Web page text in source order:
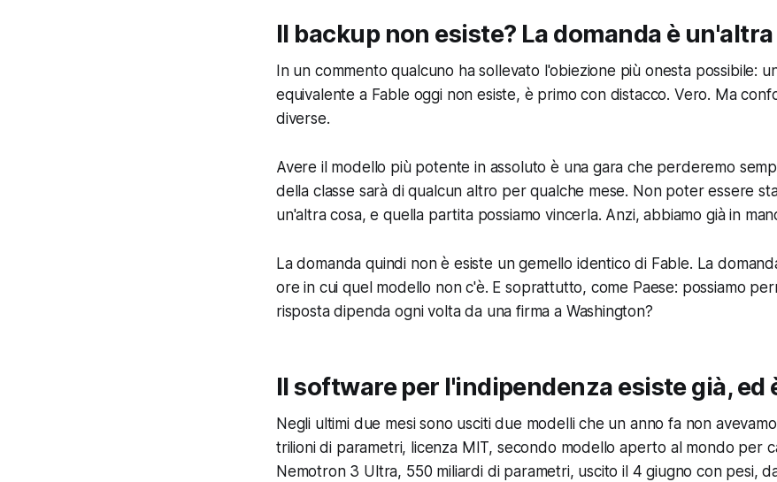
Il backup non esiste? La domanda è un'altra
In un commento qualcuno ha sollevato l'obiezione più onesta possibile:
equivalente a Fable oggi non esiste, è primo con distacco. Vero. Ma
diverse.
Avere il modello più potente in assoluto è una gara che perderemo
della classe sarà di qualcun altro per qualche mese. Non poter essere
un'altra cosa, e quella partita possiamo vincerla. Anzi, abbiamo già in
La domanda quindi non è esiste un gemello identico di Fable. La
ore in cui quel modello non c'è. E soprattutto, come Paese: possiamo
risposta dipenda ogni volta da una firma a Washington?
Il software per l'indipendenza esiste già, ed
Negli ultimi due mesi sono usciti due modelli che un anno fa non
trilioni di parametri, licenza MIT, secondo modello aperto al mondo per
Nemotron 3 Ultra, 550 miliardi di parametri, uscito il 4 giugno con pesi,